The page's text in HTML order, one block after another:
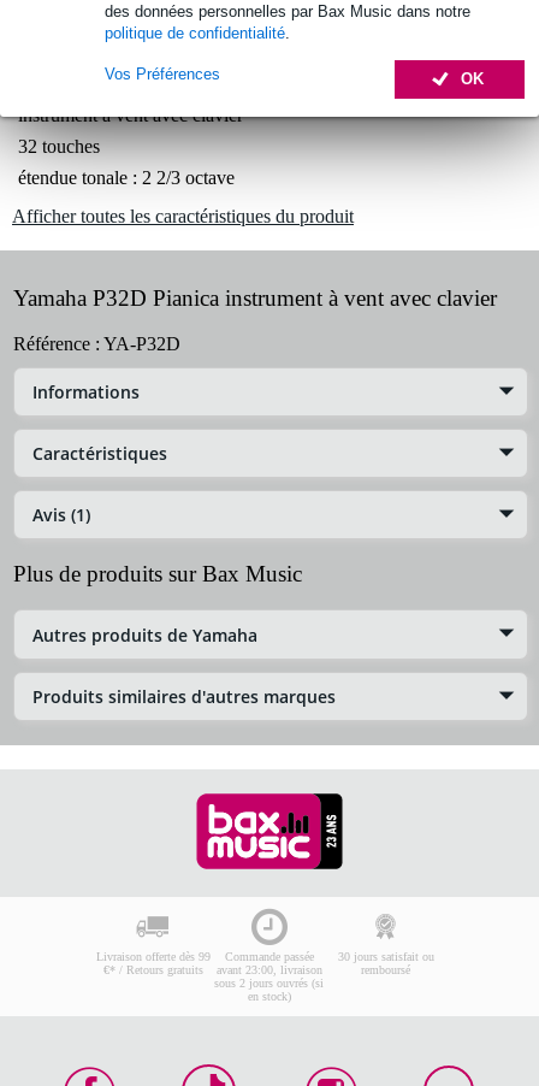
des données personnelles par Bax Music dans notre
politique de confidentialité
OK
Vos Préférences
Informations
instrument à vent avec clavier
32 touches
étendue tonale : 2 2/3 octave
Afficher toutes les caractéristiques du produit
Yamaha P32D Pianica instrument à vent avec clavier
Référence : YA-P32D
Informations
Caractéristiques
Avis (1)
Plus de produits sur Bax Music
Autres produits de Yamaha
Produits similaires d'autres marques
Livraison offerte dès 99
€* / Retours gratuits
Commande passée
avant 23:00, livraison
sous 2 jours ouvrés (si
en stock)
30 jours satisfait ou
remboursé